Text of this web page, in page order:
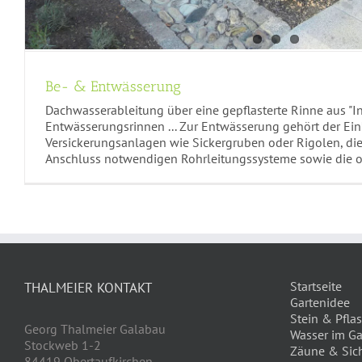
Be- & Entwässerung
Dachwasserableitung über eine gepflasterte Rinne aus
Entwässerungsrinnen ... Zur Entwässerung gehört der
Versickerungsanlagen wie Sickergruben oder Rigolen,
Anschluss notwendigen Rohrleitungssysteme sowie die
THALMEIER KONTAKT
Georg Thalmeier Galabau
Stockweb 1-2
Startseite
Gartenidee
Stein &
Wasser im
Zäune &